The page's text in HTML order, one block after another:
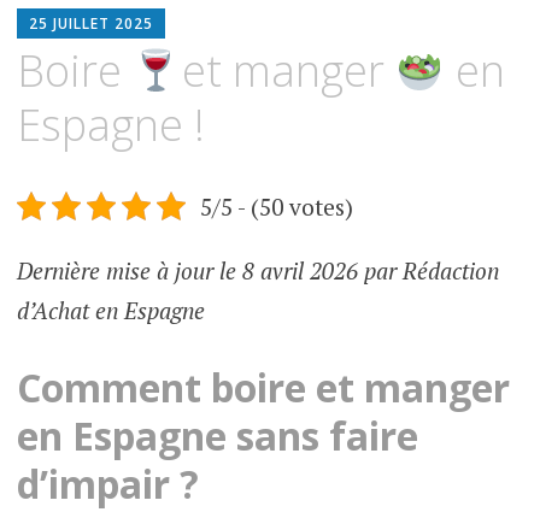
25 JUILLET 2025
Boire et manger
en
Espagne !
5/5 - (50 votes)
Dernière mise à jour le 8 avril 2026 par Rédaction
d’Achat en Espagne
Comment boire et manger
en Espagne sans faire
d’impair ?